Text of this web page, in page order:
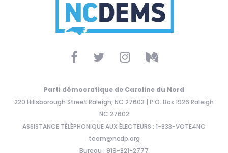
Parti démocratique de Caroline du Nord
220 Hillsborough Street Raleigh, NC 27603 | P.O. Box 1926 Raleigh
NC 27602
ASSISTANCE TÉLÉPHONIQUE AUX ÉLECTEURS : 1-833-VOTE4NC
team@ncdp.org
Bureau : 919-821-2777